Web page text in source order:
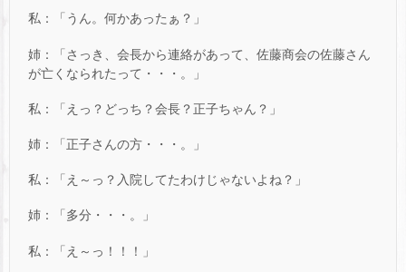
私：「うん。何かあったぁ？」
姉：「さっき、会長から連絡があって、佐藤商会の佐藤さん
が亡くなられたって・・・。」
私：「えっ？どっち？会長？正子ちゃん？」
姉：「正子さんの方・・・。」
私：「え～っ？入院してたわけじゃないよね？」
姉：「多分・・・。」
私：「え～っ！！！」